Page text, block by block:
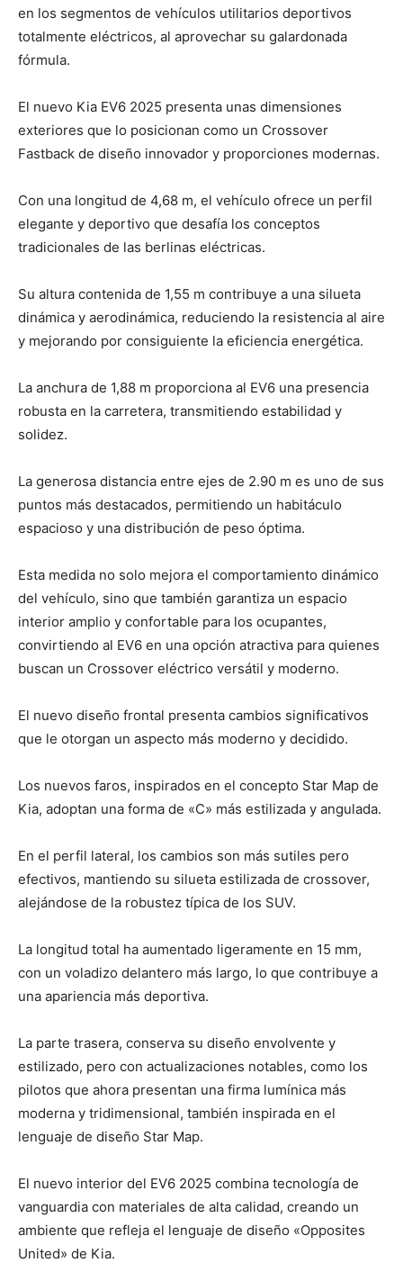
en los segmentos de vehículos utilitarios deportivos
totalmente eléctricos, al aprovechar su galardonada
fórmula.
El nuevo Kia EV6 2025 presenta unas dimensiones
exteriores que lo posicionan como un Crossover
Fastback de diseño innovador y proporciones modernas.
Con una longitud de 4,68 m, el vehículo ofrece un perfil
elegante y deportivo que desafía los conceptos
tradicionales de las berlinas eléctricas.
Su altura contenida de 1,55 m contribuye a una silueta
dinámica y aerodinámica, reduciendo la resistencia al aire
y mejorando por consiguiente la eficiencia energética.
La anchura de 1,88 m proporciona al EV6 una presencia
robusta en la carretera, transmitiendo estabilidad y
solidez.
La generosa distancia entre ejes de 2.90 m es uno de sus
puntos más destacados, permitiendo un habitáculo
espacioso y una distribución de peso óptima.
Esta medida no solo mejora el comportamiento dinámico
del vehículo, sino que también garantiza un espacio
interior amplio y confortable para los ocupantes,
convirtiendo al EV6 en una opción atractiva para quienes
buscan un Crossover eléctrico versátil y moderno.
El nuevo diseño frontal presenta cambios significativos
que le otorgan un aspecto más moderno y decidido.
Los nuevos faros, inspirados en el concepto Star Map de
Kia, adoptan una forma de «C» más estilizada y angulada.
En el perfil lateral, los cambios son más sutiles pero
efectivos, mantiendo su silueta estilizada de crossover,
alejándose de la robustez típica de los SUV.
La longitud total ha aumentado ligeramente en 15 mm,
con un voladizo delantero más largo, lo que contribuye a
una apariencia más deportiva.
La parte trasera, conserva su diseño envolvente y
estilizado, pero con actualizaciones notables, como los
pilotos que ahora presentan una firma lumínica más
moderna y tridimensional, también inspirada en el
lenguaje de diseño Star Map.
El nuevo interior del EV6 2025 combina tecnología de
vanguardia con materiales de alta calidad, creando un
ambiente que refleja el lenguaje de diseño «Opposites
United» de Kia.